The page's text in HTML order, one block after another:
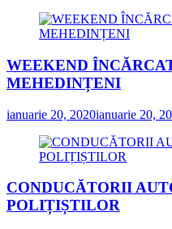
WEEKEND
MEHEDINȚENI
ianuarie 20, 2020ianuarie 20,
CONDUCĂTORII
POLIȚIȘTILOR